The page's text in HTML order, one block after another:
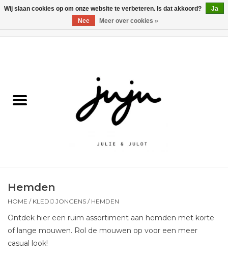
Kledij jongens
Schoenen
Accessoires
Outlet
Hemden
HOME / KLEDIJ JONGENS / HEMDEN
Ontdek hier een ruim assortiment aan hemden met korte
of lange mouwen. Rol de mouwen op voor een meer
casual look!
Wij slaan cookies op om onze website te verbeteren. Is dat akkoord?
Ja
Nee
Meer over cookies »